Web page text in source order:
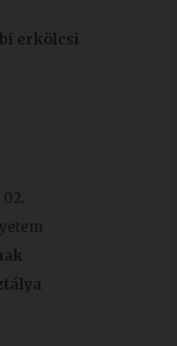
erkölcsi